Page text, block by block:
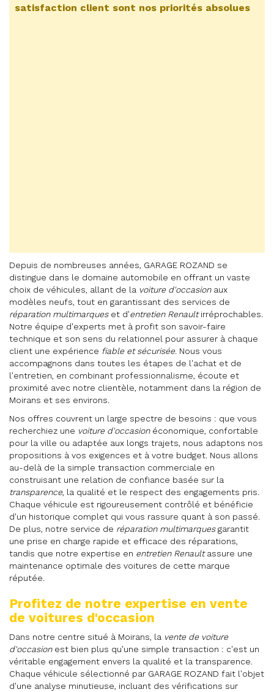
satisfaction client sont nos priorités absolues
Depuis de nombreuses années, GARAGE ROZAND se
distingue dans le domaine automobile en offrant un vaste
choix de véhicules, allant de la voiture d'occasionaux
modèles neufs, tout en garantissant des services de
réparation multimarqueset d'entretien Renaultirréprochables.
Notre équipe d'experts met à profit son savoir-faire
technique et son sens du relationnel pour assurer à chaque
client une expérience fiable et sécurisée. Nous vous
accompagnons dans toutes les étapes de l'achat et de
l'entretien, en combinant professionnalisme, écoute et
proximité avec notre clientèle, notamment dans la région de
Moirans et ses environs.
Nos offres couvrent un large spectre de besoins : que vous
recherchiez une voiture d'occasionéconomique, confortable
pour la ville ou adaptée aux longs trajets, nous adaptons nos
propositions à vos exigences et à votre budget. Nous allons
au-delà de la simple transaction commerciale en
construisant une relation de confiance basée sur la
transparence, la qualité et le respect des engagements pris.
Chaque véhicule est rigoureusement contrôlé et bénéficie
d'un historique complet qui vous rassure quant à son passé.
De plus, notre service de réparation multimarquesgarantit
une prise en charge rapide et efficace des réparations,
tandis que notre expertise en entretien Renaultassure une
maintenance optimale des voitures de cette marque
réputée.
Profitez de notre expertise en vente
de voitures d'occasion
Dans notre centre situé à Moirans, la vente de voiture
d'occasionest bien plus qu'une simple transaction : c'est un
véritable engagement envers la qualité et la transparence.
Chaque véhicule sélectionné par GARAGE ROZAND fait l'objet
d'une analyse minutieuse, incluant des vérifications sur